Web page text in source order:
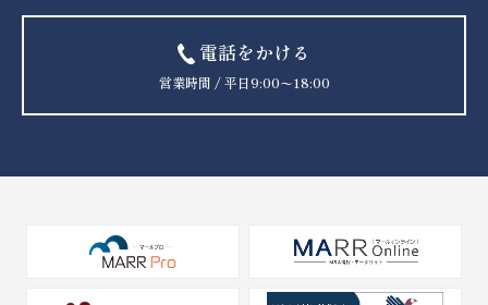
電話をかける
営業時間 / 平日9:00〜18:00